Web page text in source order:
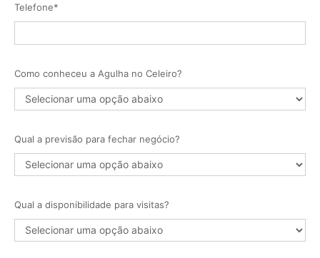
Telefone*
Como conheceu a Agulha no Celeiro?
Qual a previsão para fechar negócio?
Qual a disponibilidade para visitas?